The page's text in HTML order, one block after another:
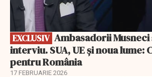
EXCLUSIV
interviu. SUA, UE și noua lume:
pentru România
17 FEBRUARIE 2026